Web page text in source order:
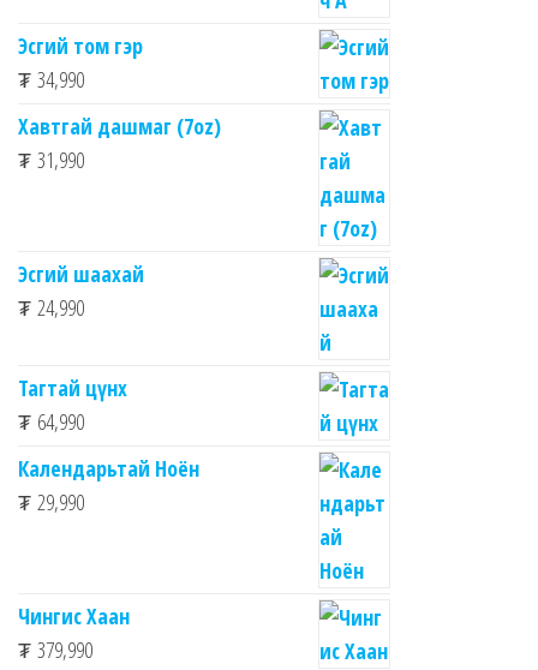
Эсгий том гэр
₮ 34,990
Хавтгай дашмаг (7oz)
₮ 31,990
Эсгий шаахай
₮ 24,990
Тагтай цүнх
₮ 64,990
Календарьтай Ноён
₮ 29,990
Чингис Хаан
₮ 379,990